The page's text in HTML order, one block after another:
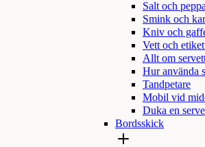
Salt och
Smink och
Kniv och
Vett och
Allt om
Hur använda
Tandpetare
Mobil vid
Duka en
Bordsskick